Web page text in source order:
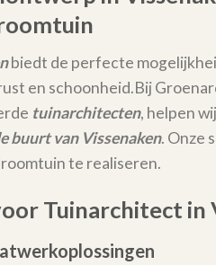
biedt de perfecte
en schoonheid.Bij
tuinarchitecten, helpen
buurt van Vissenaken. Onze
te realiseren.
Tuinarchitect in